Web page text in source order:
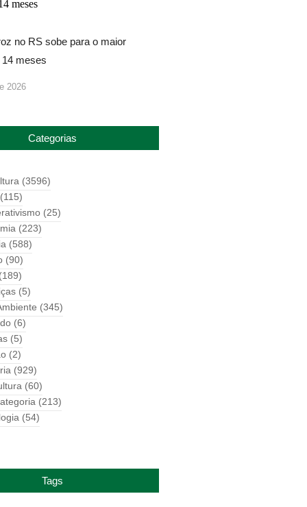
no RS sobe para o maior
meses
2026
Categorias
(3596)
(25)
(223)
(588)
(90)
(5)
(345)
(6)
(5)
(2)
(929)
(60)
(213)
(54)
Tags